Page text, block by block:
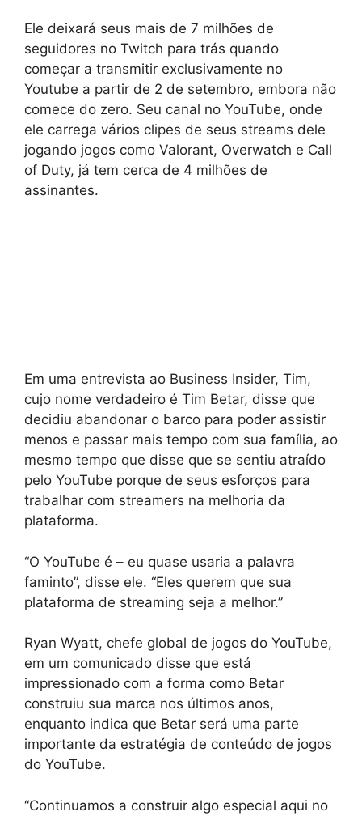
Ele deixará seus mais de 7 milhões de
seguidores no Twitch para trás quando
começar a transmitir exclusivamente no
Youtube a partir de 2 de setembro, embora não
comece do zero. Seu canal no YouTube, onde
ele carrega vários clipes de seus streams dele
jogando jogos como Valorant, Overwatch e Call
of Duty, já tem cerca de 4 milhões de
assinantes.
Em uma entrevista ao Business Insider, Tim,
cujo nome verdadeiro é Tim Betar, disse que
decidiu abandonar o barco para poder assistir
menos e passar mais tempo com sua família, ao
mesmo tempo que disse que se sentiu atraído
pelo YouTube porque de seus esforços para
trabalhar com streamers na melhoria da
plataforma.
“O YouTube é – eu quase usaria a palavra
faminto”, disse ele. “Eles querem que sua
plataforma de streaming seja a melhor.”
Ryan Wyatt, chefe global de jogos do YouTube,
em um comunicado disse que está
impressionado com a forma como Betar
construiu sua marca nos últimos anos,
enquanto indica que Betar será uma parte
importante da estratégia de conteúdo de jogos
do YouTube.
“Continuamos a construir algo especial aqui no